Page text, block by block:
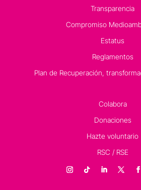
Transparencia
Compromiso
Estatus
Reglamentos
Plan de Recuperación,
Colabora
Donaciones
Hazte voluntario
RSC / RSE